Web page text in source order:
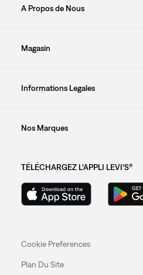
A Propos de Nous
Magasin
Informations Legales
Nos Marques
TÉLÉCHARGEZ L’APPLI LEVI’S®
Cookie Preferences
Plan Du Site